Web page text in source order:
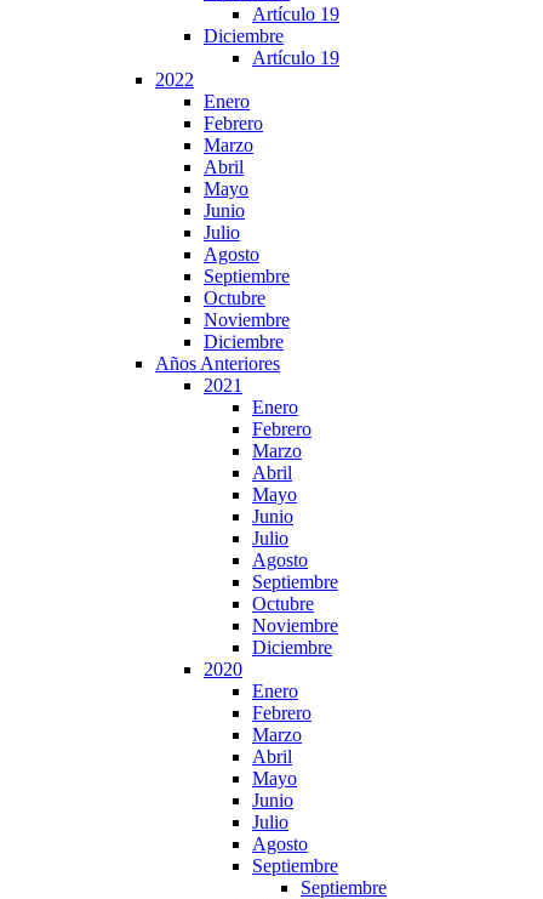
Artículo 19
Diciembre
Artículo 19
2022
Enero
Febrero
Marzo
Abril
Mayo
Junio
Julio
Agosto
Septiembre
Octubre
Noviembre
Diciembre
Años Anteriores
2021
Enero
Febrero
Marzo
Abril
Mayo
Junio
Julio
Agosto
Septiembre
Octubre
Noviembre
Diciembre
2020
Enero
Febrero
Marzo
Abril
Mayo
Junio
Julio
Agosto
Septiembre
Septiembre